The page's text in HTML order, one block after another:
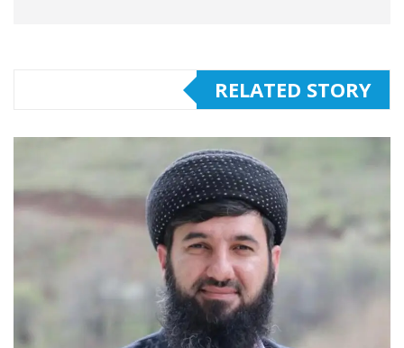
RELATED STORY